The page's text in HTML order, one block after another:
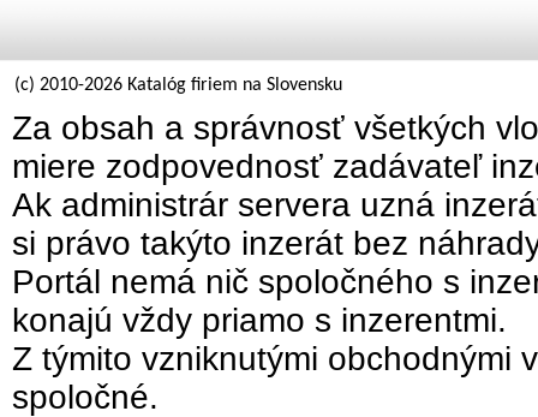
(c) 2010-2026 Katalóg firiem na Slovensku
Za obsah a správnosť všetkých
miere zodpovednosť zadávateľ
Ak administrár servera uzná
si právo takýto inzerát bez
Portál nemá nič spoločného s
konajú vždy priamo s inzerentmi.
Z týmito vzniknutými obchodnými
spoločné.